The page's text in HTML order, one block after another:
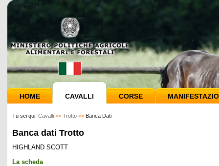
HOME CAVALLI CORSE
Tu sei qui: Cavalli >> Trotto >> Banca Dati
Banca dati Trotto
HIGHLAND SCOTT
La scheda